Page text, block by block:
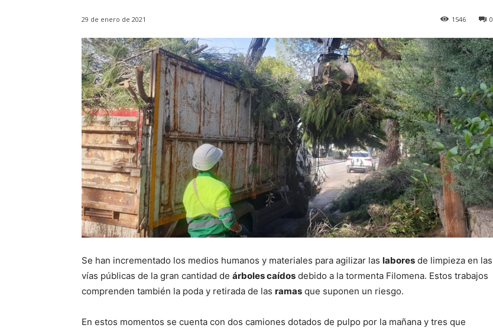
29 de enero de 2021 0
1546
Se han incrementado los medios humanos y materiales para agilizar las labores de limpieza en las
vías públicas de la gran cantidad de árboles caídos debido a la tormenta Filomena. Estos trabajos
comprenden también la poda y retirada de las ramas que suponen un riesgo.
En estos momentos se cuenta con dos camiones dotados de pulpo por la mañana y tres que